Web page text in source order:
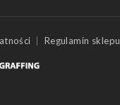
Regulamin sklepu